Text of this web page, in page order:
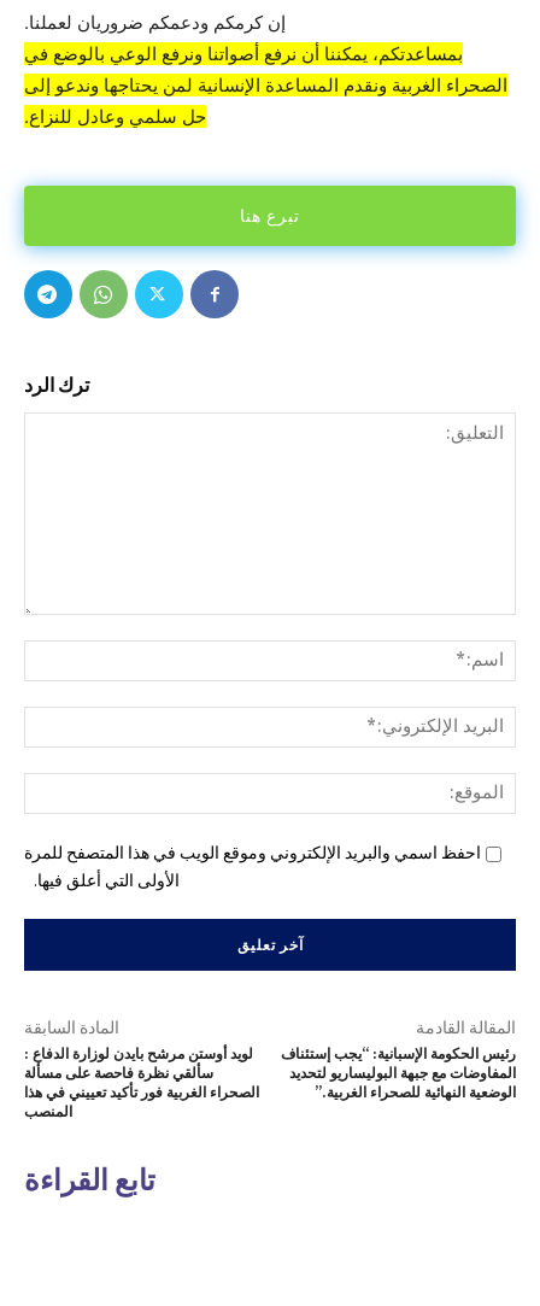
إن كرمكم ودعمكم ضروريان لعملنا.
بمساعدتكم، يمكننا أن نرفع أصواتنا ونرفع الوعي بالوضع في
الصحراء الغربية ونقدم المساعدة الإنسانية لمن يحتاجها وندعو إلى
حل سلمي وعادل للنزاع.
تبرع هنا
ترك الرد
احفظ اسمي والبريد الإلكتروني وموقع الويب في هذا المتصفح للمرة
الأولى التي أعلق فيها.
المادة السابقة
لويد أوستن مرشح بايدن لوزارة الدفاع :
سألقي نظرة فاحصة على مسألة
الصحراء الغربية فور تأكيد تعييني في هذا
المنصب
المقالة القادمة
رئيس الحكومة الإسبانية: “يجب إستئناف
المفاوضات مع جبهة البوليساريو لتحديد
الوضعية النهائية للصحراء الغربية.”
تابع القراءة